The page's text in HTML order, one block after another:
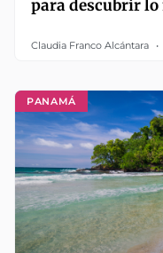
para descubrir lo
Claudia Franco Alcántara
PANAMÁ